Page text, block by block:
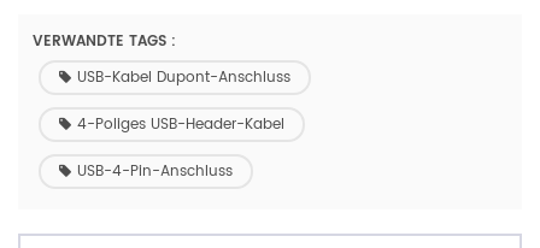
VERWANDTE TAGS :
USB-Kabel Dupont-Anschluss
4-Poliges USB-Header-Kabel
USB-4-Pin-Anschluss